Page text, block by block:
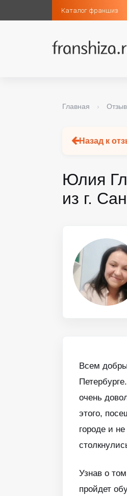
Каталог франшиз
Главная ›
Назад к
Юлия
из г.
Всем
очень
этого,
городе и
Узнав о
пройдет